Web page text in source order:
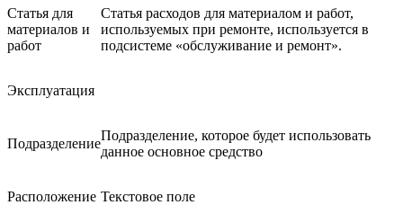
Статья для
материалов и
работ
Статья расходов для материалом и работ,
используемых при ремонте, используется в
подсистеме «обслуживание и ремонт».
Эксплуатация
Подразделение
Подразделение, которое будет использовать
данное основное средство
Расположение Текстовое поле